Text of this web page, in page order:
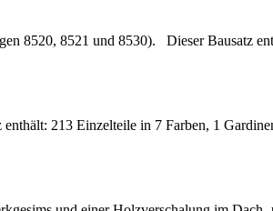
8520, 8521 und 8530). Dieser Bausatz
213 Einzelteile in 7 Farben, 1